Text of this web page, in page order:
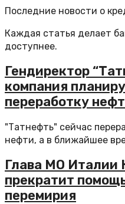
Последние новости о
Каждая статья делает
доступнее.
Гендиректор
компания
переработку
"Татнефть" сейчас
нефти, а в ближайшее
Глава МО Италии
прекратит
перемирия